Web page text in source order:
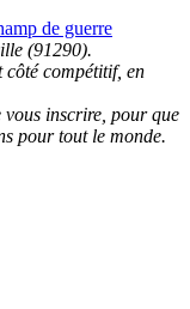
de guerre
(91290).
côté compétitif, en
vous inscrire, pour que
pour tout le monde.